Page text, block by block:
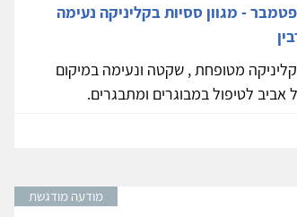
- מגוון ססיות בקליניקה נעימה
מטופחת , שקטה ונעימה במיקום
אביב לטיפול במבוגרים ומתבגרים.
מודעה מודגשת